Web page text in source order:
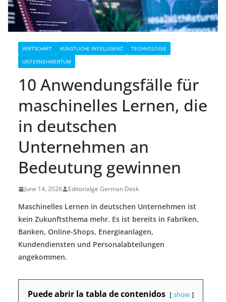
WIRTSCHAFT KÜNSTLICHE INTELLIGENZ
TECHNOLOGIE
UNTERNEHMERTUM
10 Anwendungsfälle für
maschinelles Lernen, die
in deutschen
Unternehmen an
Bedeutung gewinnen
June 14, 2026 Editorialge German Desk
Maschinelles Lernen in deutschen Unternehmen ist
kein Zukunftsthema mehr. Es ist bereits in Fabriken,
Banken, Online-Shops, Energieanlagen,
Kundendiensten und Personalabteilungen
angekommen.
Puede abrir la tabla de contenidos show